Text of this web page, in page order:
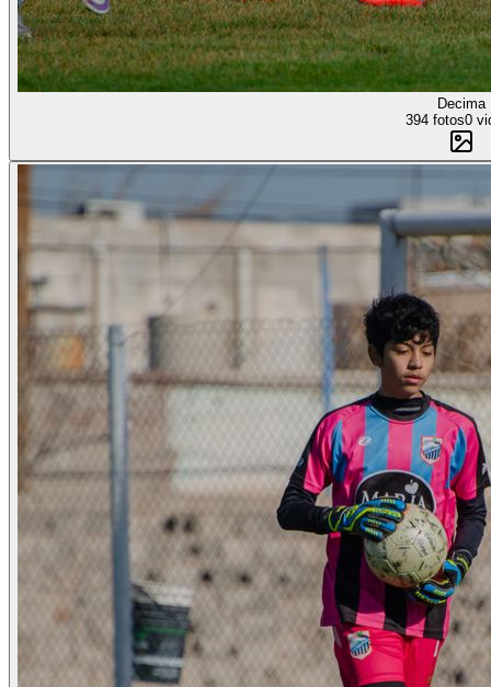
Decima
394 fotos0